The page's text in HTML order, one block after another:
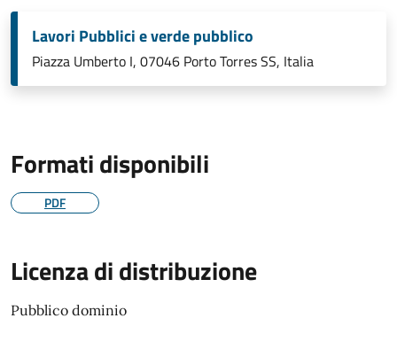
Lavori Pubblici e verde pubblico
Piazza Umberto I, 07046 Porto Torres SS, Italia
Formati disponibili
PDF
Licenza di distribuzione
Pubblico dominio